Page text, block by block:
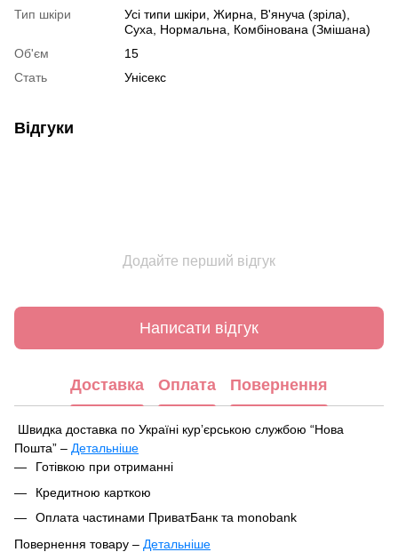
Тип шкіри
Усі типи шкіри, Жирна, В'януча (зріла),
Суха, Нормальна, Комбінована (Змішана)
Об'єм
15
Стать
Унісекс
Відгуки
Додайте перший відгук
Написати відгук
Доставка Оплата Повернення
Швидка доставка по Україні курʼєрською службою “Нова
Пошта” – Детальніше
Під час оформлення замовлення ви можете вибрати зручний
спосіб отримання посилки:
У найближчому відділенні чи поштоматі Нової Пошти
Кур'єрська доставка за вказаною адресою
Готівкою при отриманні
Кредитною карткою
Оплата частинами ПриватБанк та monobank
Повернення товару – Детальніше